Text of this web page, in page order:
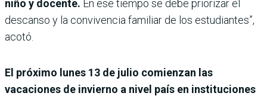
niño y docente. En ese tiempo se debe priorizar el
descanso y la convivencia familiar de los estudiantes”,
acotó.
El próximo lunes 13 de julio comienzan las
vacaciones de invierno a nivel país en instituciones